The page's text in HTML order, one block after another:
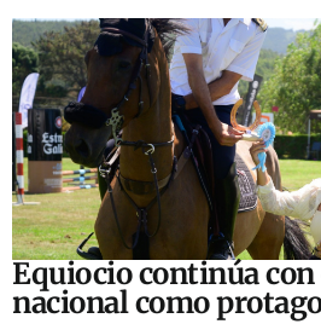
Equiocio continúa
nacional como